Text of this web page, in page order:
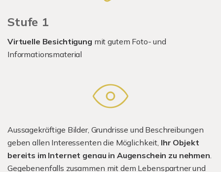
Stufe 1
Virtuelle Besichtigung mit gutem Foto- und
Informationsmaterial
Aussagekräftige Bilder, Grundrisse und Beschreibungen
geben allen Interessenten die Möglichkeit, Ihr Objekt
bereits im Internet genau in Augenschein zu nehmen.
Gegebenenfalls zusammen mit dem Lebenspartner und